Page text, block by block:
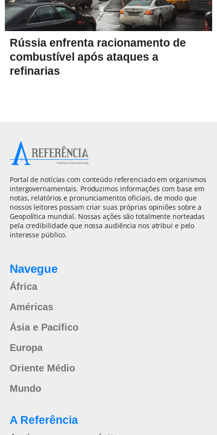
Rússia enfrenta racionamento de
combustível após ataques a
refinarias
Portal de notícias com conteúdo referenciado em organismos
intergovernamentais. Produzimos informações com base em
notas, relatórios e pronunciamentos oficiais, de modo que
nossos leitores possam criar suas próprias opiniões sobre a
Geopolítica mundial. Nossas ações são totalmente norteadas
pela credibilidade que nossa audiência nos atribui e pelo
interesse público.
Navegue
África
Américas
Ásia e Pacífico
Europa
Oriente Médio
Mundo
A Referência